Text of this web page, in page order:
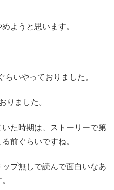
ようと思います。
いやっておりました。
りました。
た時期は、ストーリーで第
前ぐらいですね。
プ無しで読んで面白いなあ